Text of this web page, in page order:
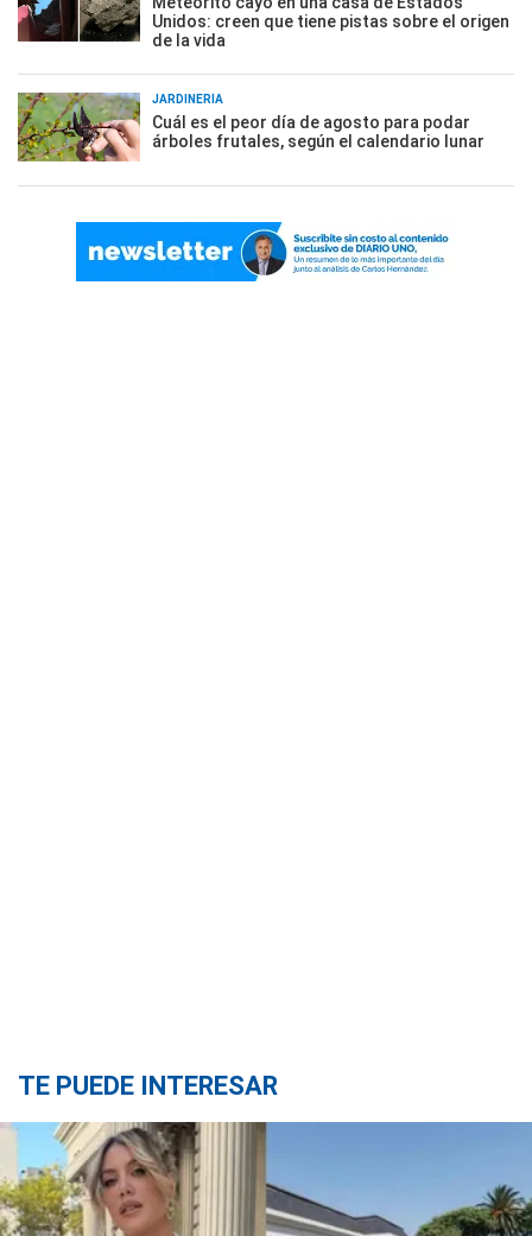
Unidos: creen que tiene pistas sobre el origen
de la vida
JARDINERÍA
Cuál es el peor día de agosto para podar
árboles frutales, según el calendario lunar
TE PUEDE INTERESAR